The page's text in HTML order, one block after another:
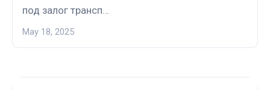
под залог трансп…
May 18, 2025